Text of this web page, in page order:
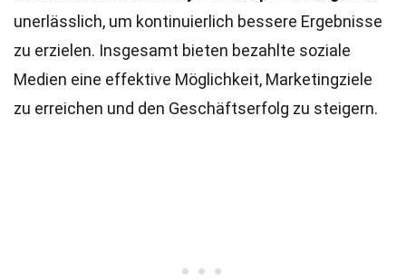
unerlässlich, um kontinuierlich bessere Ergebnisse
zu erzielen. Insgesamt bieten bezahlte soziale
Medien eine effektive Möglichkeit, Marketingziele
zu erreichen und den Geschäftserfolg zu steigern.